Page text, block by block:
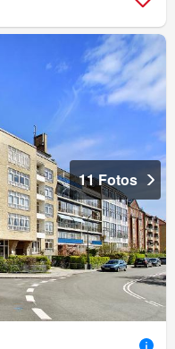
11 Fotos